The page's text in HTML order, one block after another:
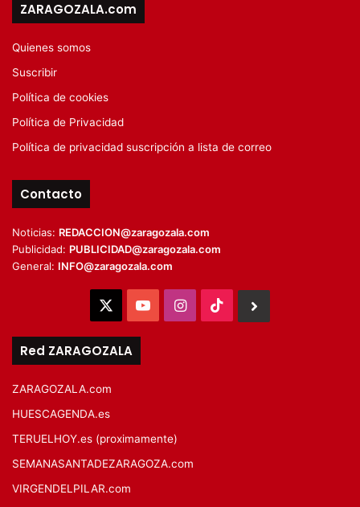
ZARAGOZALA.com
Quienes somos
Suscribir
Política de cookies
Política de Privacidad
Política de privacidad suscripción a lista de correo
Contacto
Noticias: REDACCION@zaragozala.com
Publicidad: PUBLICIDAD@zaragozala.com
General: INFO@zaragozala.com
YouTubeInstagram
TikTok
Red ZARAGOZALA
ZARAGOZALA.com
HUESCAGENDA.es
TERUELHOY.es (proximamente)
SEMANASANTADEZARAGOZA.com
VIRGENDELPILAR.com